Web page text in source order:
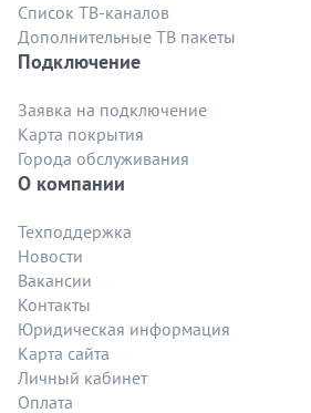
Список ТВ-каналов
Дополнительные ТВ пакеты
Подключение
Заявка на подключение
Карта покрытия
Города обслуживания
О компании
Техподдержка
Новости
Вакансии
Контакты
Юридическая информация
Карта сайта
Личный кабинет
Оплата